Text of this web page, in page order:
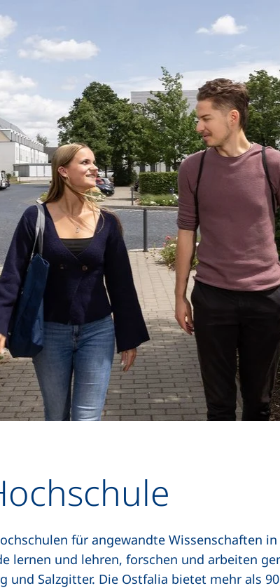
für angewandte Wissenschaften in
lernen und lehren, forschen und arbeiten
und Salzgitter. Die Ostfalia bietet mehr als